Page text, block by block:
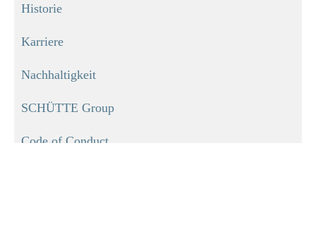
269,00 €
Historie
Karriere
Nachhaltigkeit
SCHÜTTE Group
Code of Conduct